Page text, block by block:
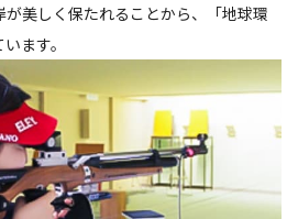
美しく保たれることから、「地球環
ます。